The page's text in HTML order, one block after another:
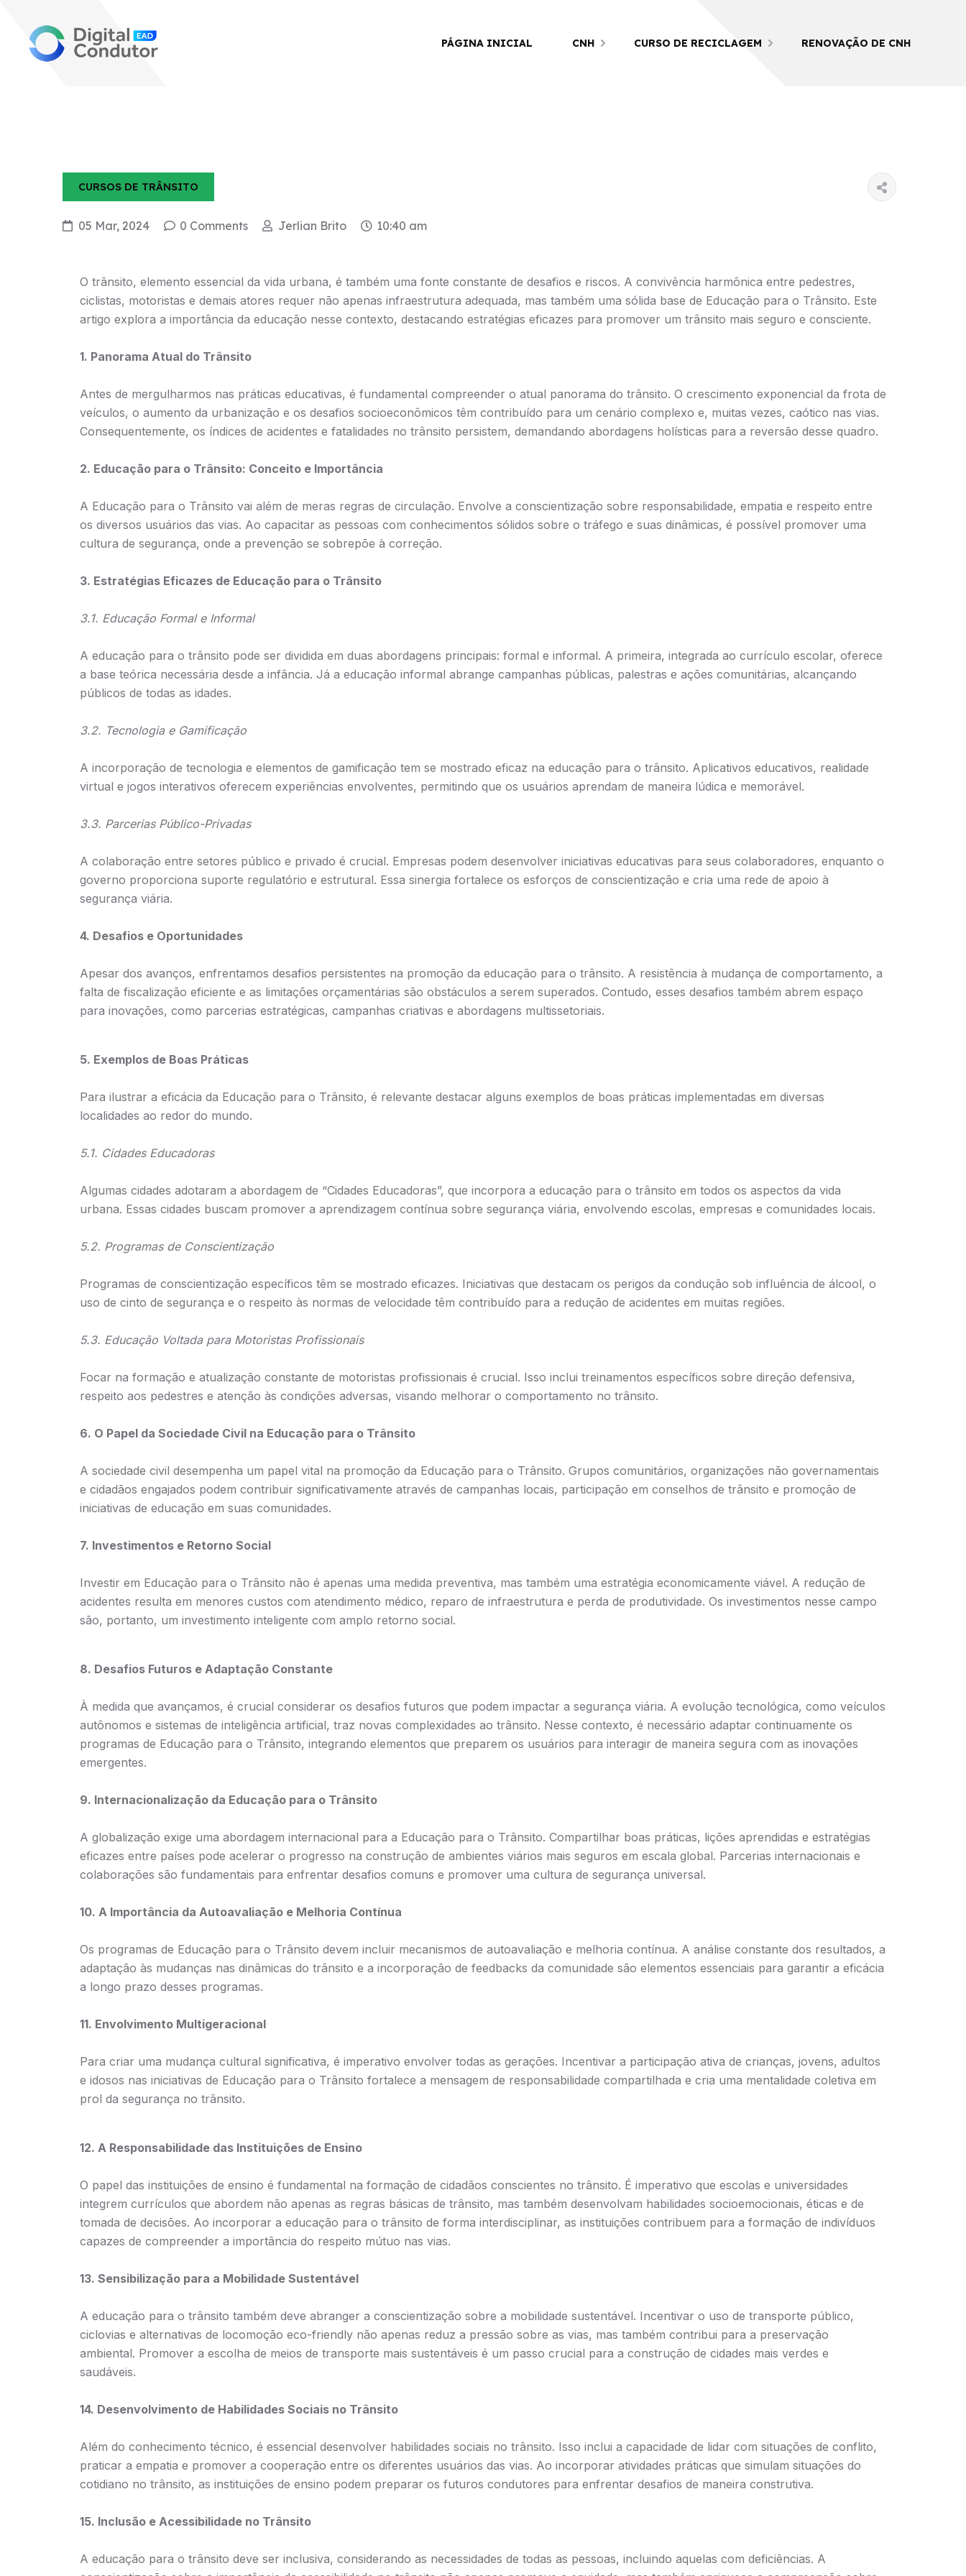
PÁGINA INICIAL CNH CURSO DE RECICLAGEM RENOVAÇÃO DE CNH
CURSOS DE TRÂNSITO
05 Mar, 2024 0 Comments Jerlian Brito 10:40 am
O trânsito, elemento essencial da vida urbana, é também uma fonte constante de desafios e riscos. A convivência harmônica entre pedestres,
ciclistas, motoristas e demais atores requer não apenas infraestrutura adequada, mas também uma sólida base de Educação para o Trânsito. Este
artigo explora a importância da educação nesse contexto, destacando estratégias eficazes para promover um trânsito mais seguro e consciente.
1. Panorama Atual do Trânsito
Antes de mergulharmos nas práticas educativas, é fundamental compreender o atual panorama do trânsito. O crescimento exponencial da frota de
veículos, o aumento da urbanização e os desafios socioeconômicos têm contribuído para um cenário complexo e, muitas vezes, caótico nas vias.
Consequentemente, os índices de acidentes e fatalidades no trânsito persistem, demandando abordagens holísticas para a reversão desse quadro.
2. Educação para o Trânsito: Conceito e Importância
A Educação para o Trânsito vai além de meras regras de circulação. Envolve a conscientização sobre responsabilidade, empatia e respeito entre
os diversos usuários das vias. Ao capacitar as pessoas com conhecimentos sólidos sobre o tráfego e suas dinâmicas, é possível promover uma
cultura de segurança, onde a prevenção se sobrepõe à correção.
3. Estratégias Eficazes de Educação para o Trânsito
3.1. Educação Formal e Informal
A educação para o trânsito pode ser dividida em duas abordagens principais: formal e informal. A primeira, integrada ao currículo escolar, oferece
a base teórica necessária desde a infância. Já a educação informal abrange campanhas públicas, palestras e ações comunitárias, alcançando
públicos de todas as idades.
3.2. Tecnologia e Gamificação
A incorporação de tecnologia e elementos de gamificação tem se mostrado eficaz na educação para o trânsito. Aplicativos educativos, realidade
virtual e jogos interativos oferecem experiências envolventes, permitindo que os usuários aprendam de maneira lúdica e memorável.
3.3. Parcerias Público-Privadas
A colaboração entre setores público e privado é crucial. Empresas podem desenvolver iniciativas educativas para seus colaboradores, enquanto o
governo proporciona suporte regulatório e estrutural. Essa sinergia fortalece os esforços de conscientização e cria uma rede de apoio à
segurança viária.
4. Desafios e Oportunidades
Apesar dos avanços, enfrentamos desafios persistentes na promoção da educação para o trânsito. A resistência à mudança de comportamento, a
falta de fiscalização eficiente e as limitações orçamentárias são obstáculos a serem superados. Contudo, esses desafios também abrem espaço
para inovações, como parcerias estratégicas, campanhas criativas e abordagens multissetoriais.
5. Exemplos de Boas Práticas
Para ilustrar a eficácia da Educação para o Trânsito, é relevante destacar alguns exemplos de boas práticas implementadas em diversas
localidades ao redor do mundo.
5.1. Cidades Educadoras
Algumas cidades adotaram a abordagem de “Cidades Educadoras”, que incorpora a educação para o trânsito em todos os aspectos da vida
urbana. Essas cidades buscam promover a aprendizagem contínua sobre segurança viária, envolvendo escolas, empresas e comunidades locais.
5.2. Programas de Conscientização
Programas de conscientização específicos têm se mostrado eficazes. Iniciativas que destacam os perigos da condução sob influência de álcool, o
uso de cinto de segurança e o respeito às normas de velocidade têm contribuído para a redução de acidentes em muitas regiões.
5.3. Educação Voltada para Motoristas Profissionais
Focar na formação e atualização constante de motoristas profissionais é crucial. Isso inclui treinamentos específicos sobre direção defensiva,
respeito aos pedestres e atenção às condições adversas, visando melhorar o comportamento no trânsito.
6. O Papel da Sociedade Civil na Educação para o Trânsito
A sociedade civil desempenha um papel vital na promoção da Educação para o Trânsito. Grupos comunitários, organizações não governamentais
e cidadãos engajados podem contribuir significativamente através de campanhas locais, participação em conselhos de trânsito e promoção de
iniciativas de educação em suas comunidades.
7. Investimentos e Retorno Social
Investir em Educação para o Trânsito não é apenas uma medida preventiva, mas também uma estratégia economicamente viável. A redução de
acidentes resulta em menores custos com atendimento médico, reparo de infraestrutura e perda de produtividade. Os investimentos nesse campo
são, portanto, um investimento inteligente com amplo retorno social.
8. Desafios Futuros e Adaptação Constante
À medida que avançamos, é crucial considerar os desafios futuros que podem impactar a segurança viária. A evolução tecnológica, como veículos
autônomos e sistemas de inteligência artificial, traz novas complexidades ao trânsito. Nesse contexto, é necessário adaptar continuamente os
programas de Educação para o Trânsito, integrando elementos que preparem os usuários para interagir de maneira segura com as inovações
emergentes.
9. Internacionalização da Educação para o Trânsito
A globalização exige uma abordagem internacional para a Educação para o Trânsito. Compartilhar boas práticas, lições aprendidas e estratégias
eficazes entre países pode acelerar o progresso na construção de ambientes viários mais seguros em escala global. Parcerias internacionais e
colaborações são fundamentais para enfrentar desafios comuns e promover uma cultura de segurança universal.
10. A Importância da Autoavaliação e Melhoria Contínua
Os programas de Educação para o Trânsito devem incluir mecanismos de autoavaliação e melhoria contínua. A análise constante dos resultados, a
adaptação às mudanças nas dinâmicas do trânsito e a incorporação de feedbacks da comunidade são elementos essenciais para garantir a eficácia
a longo prazo desses programas.
11. Envolvimento Multigeracional
Para criar uma mudança cultural significativa, é imperativo envolver todas as gerações. Incentivar a participação ativa de crianças, jovens, adultos
e idosos nas iniciativas de Educação para o Trânsito fortalece a mensagem de responsabilidade compartilhada e cria uma mentalidade coletiva em
prol da segurança no trânsito.
12. A Responsabilidade das Instituições de Ensino
O papel das instituições de ensino é fundamental na formação de cidadãos conscientes no trânsito. É imperativo que escolas e universidades
integrem currículos que abordem não apenas as regras básicas de trânsito, mas também desenvolvam habilidades socioemocionais, éticas e de
tomada de decisões. Ao incorporar a educação para o trânsito de forma interdisciplinar, as instituições contribuem para a formação de indivíduos
capazes de compreender a importância do respeito mútuo nas vias.
13. Sensibilização para a Mobilidade Sustentável
A educação para o trânsito também deve abranger a conscientização sobre a mobilidade sustentável. Incentivar o uso de transporte público,
ciclovias e alternativas de locomoção eco-friendly não apenas reduz a pressão sobre as vias, mas também contribui para a preservação
ambiental. Promover a escolha de meios de transporte mais sustentáveis é um passo crucial para a construção de cidades mais verdes e
saudáveis.
14. Desenvolvimento de Habilidades Sociais no Trânsito
Além do conhecimento técnico, é essencial desenvolver habilidades sociais no trânsito. Isso inclui a capacidade de lidar com situações de conflito,
praticar a empatia e promover a cooperação entre os diferentes usuários das vias. Ao incorporar atividades práticas que simulam situações do
cotidiano no trânsito, as instituições de ensino podem preparar os futuros condutores para enfrentar desafios de maneira construtiva.
15. Inclusão e Acessibilidade no Trânsito
A educação para o trânsito deve ser inclusiva, considerando as necessidades de todas as pessoas, incluindo aquelas com deficiências. A